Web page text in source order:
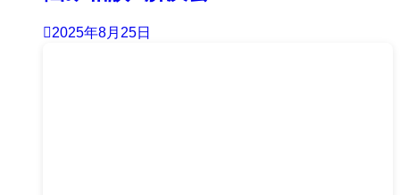
2025年8月25日